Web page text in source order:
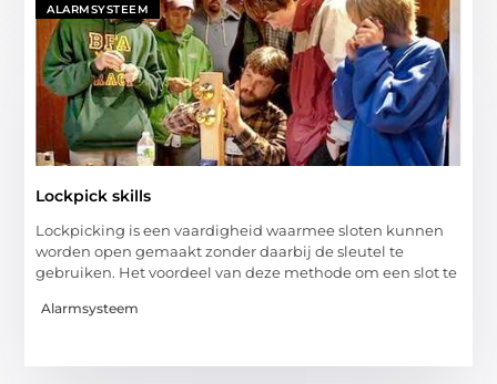
ALARMSYSTEEM
Lockpick skills
Lockpicking is een vaardigheid waarmee sloten kunnen
worden open gemaakt zonder daarbij de sleutel te
gebruiken. Het voordeel van deze methode om een slot te
Alarmsysteem